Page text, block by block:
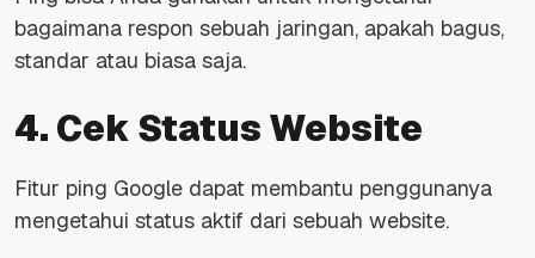
bagaimana respon sebuah jaringan, apakah bagus,
standar atau biasa saja.
4. Cek Status Website
Fitur ping Google dapat membantu penggunanya
mengetahui status aktif dari sebuah website.